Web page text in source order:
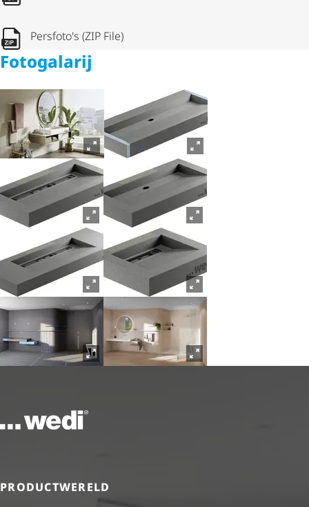
Persfoto's (ZIP File)
Fotogalarij
Naar de startpagina
PRODUCTWERELD